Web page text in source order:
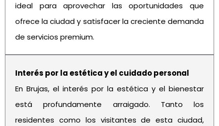
ideal para aprovechar las oportunidades que
ofrece la ciudad y satisfacer la creciente demanda
de servicios premium.
Interés por la estética y el cuidado personal
En Brujas, el interés por la estética y el bienestar
está profundamente arraigado. Tanto los
residentes como los visitantes de esta ciudad,